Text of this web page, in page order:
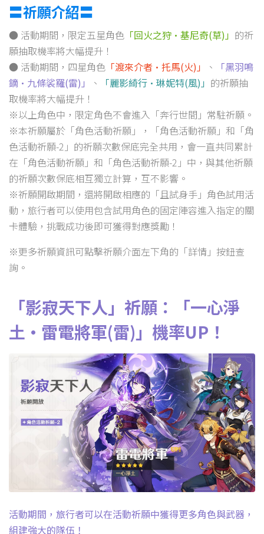
〓祈願介紹〓
● 活動期間，限定五星角色 「回火之狩·基尼奇(草)」 的祈
願抽取機率將大幅提升！
● 活動期間，四星角色 「渡來介者·托馬(火)」 、
「黑羽鳴
鏑·九條裟羅(雷)」
、 「麗影綺行·琳妮特(風)」 的祈願抽
取機率將大幅提升！
※以上角色中，限定角色不會進入「奔行世間」常駐祈願。
※本祈願屬於「角色活動祈願」，「角色活動祈願」和「角
色活動祈願-2」的祈願次數保底完全共用，會一直共同累計
在「角色活動祈願」和「角色活動祈願-2」中，與其他祈願
的祈願次數保底相互獨立計算，互不影響。
※祈願開啟期間，還將開啟相應的「且試身手」角色試用活
動，旅行者可以使用包含試用角色的固定陣容進入指定的關
卡體驗，挑戰成功後即可獲得對應獎勵！
※更多祈願資訊可點擊祈願介面左下角的「詳情」按鈕查
詢。
「影寂天下人」祈願：「一心淨
土·雷電將軍(雷)」機率UP！
活動期間，旅行者可以在活動祈願中獲得更多角色與武器，
組建強大的隊伍！